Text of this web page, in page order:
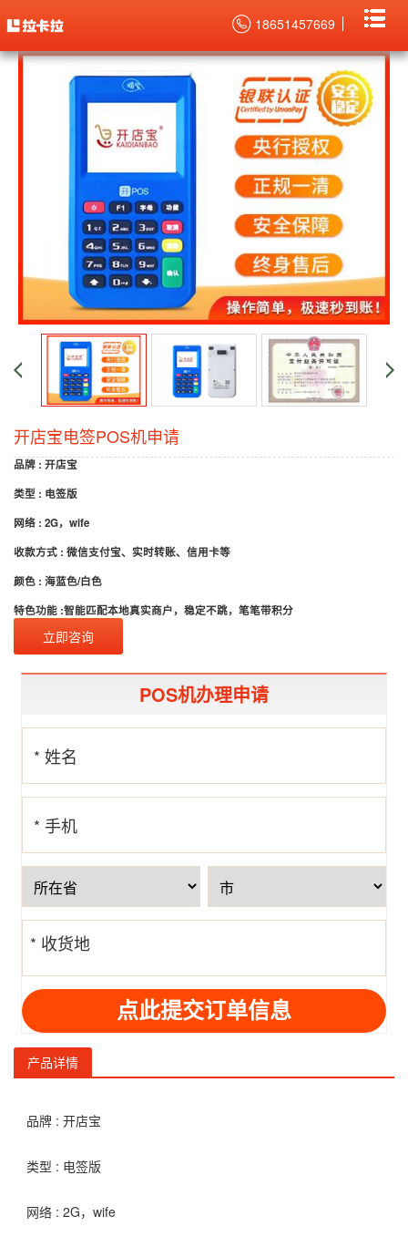
18651457669
当前位置： 开店宝电签POS机申请 >
开店宝电签POS机申请
品牌 : 开店宝
类型 : 电签版
网络 : 2G，wife
收款方式 : 微信支付宝、实时转账、信用卡等
颜色 : 海蓝色/白色
特色功能 :智能匹配本地真实商户，稳定不跳，笔笔带积分
立即咨询
POS机办理申请
* 姓名
* 手机
号
* 收货地
址
产品详情
品牌 : 开店宝
类型 : 电签版
网络 : 2G，wife